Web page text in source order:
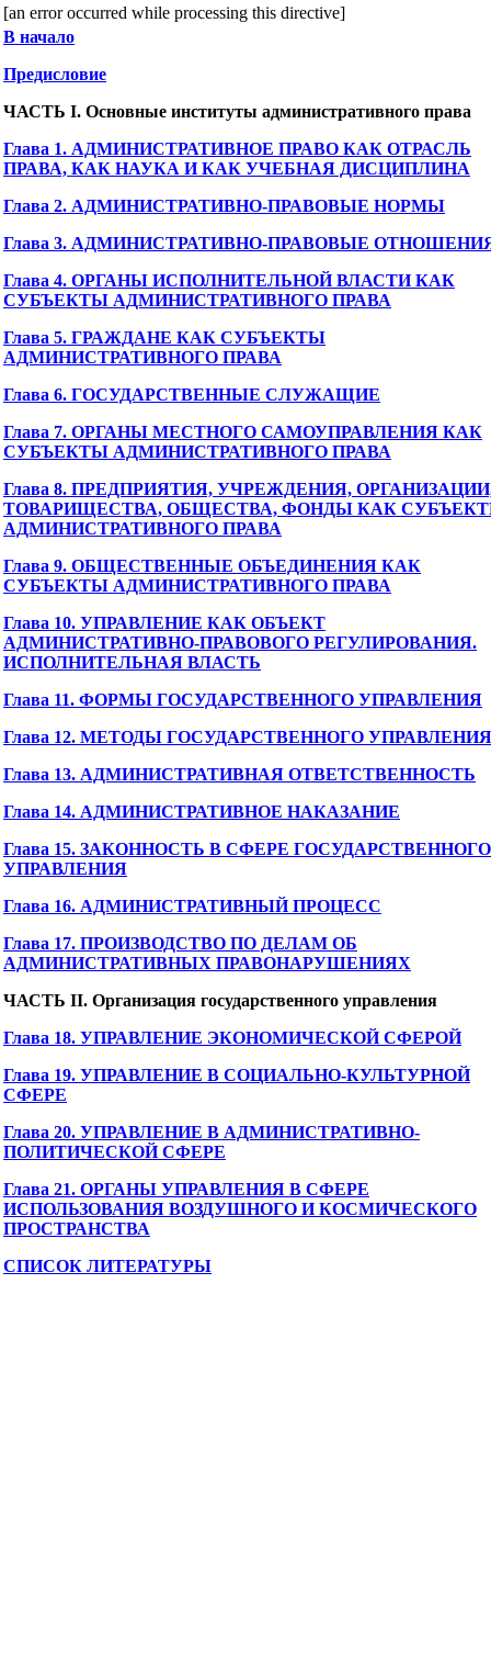
[an error occurred while processing this directive]
В начало
Предисловие
ЧАСТЬ I. Основные институты административного права
Глава 1. АДМИНИСТРАТИВНОЕ ПРАВО КАК ОТРАСЛЬ
ПРАВА, КАК НАУКА И КАК УЧЕБНАЯ ДИСЦИПЛИНА
Глава 2. АДМИНИСТРАТИВНО-ПРАВОВЫЕ НОРМЫ
Глава 3. АДМИНИСТРАТИВНО-ПРАВОВЫЕ
Глава 4. ОРГАНЫ ИСПОЛНИТЕЛЬНОЙ ВЛАСТИ КАК
СУБЪЕКТЫ АДМИНИСТРАТИВНОГО ПРАВА
Глава 5. ГРАЖДАНЕ КАК СУБЪЕКТЫ
АДМИНИСТРАТИВНОГО ПРАВА
Глава 6. ГОСУДАРСТВЕННЫЕ СЛУЖАЩИЕ
Глава 7. ОРГАНЫ МЕСТНОГО САМОУПРАВЛЕНИЯ КАК
СУБЪЕКТЫ АДМИНИСТРАТИВНОГО ПРАВА
Глава 8. ПРЕДПРИЯТИЯ, УЧРЕЖДЕНИЯ,
ТОВАРИЩЕСТВА, ОБЩЕСТВА, ФОНДЫ КАК
АДМИНИСТРАТИВНОГО ПРАВА
Глава 9. ОБЩЕСТВЕННЫЕ ОБЪЕДИНЕНИЯ КАК
СУБЪЕКТЫ АДМИНИСТРАТИВНОГО ПРАВА
Глава 10. УПРАВЛЕНИЕ КАК ОБЪЕКТ
АДМИНИСТРАТИВНО-ПРАВОВОГО РЕГУЛИРОВАНИЯ.
ИСПОЛНИТЕЛЬНАЯ ВЛАСТЬ
Глава 11. ФОРМЫ ГОСУДАРСТВЕННОГО УПРАВЛЕНИЯ
Глава 12. МЕТОДЫ ГОСУДАРСТВЕННОГО УПРАВЛЕНИЯ
Глава 13. АДМИНИСТРАТИВНАЯ ОТВЕТСТВЕННОСТЬ
Глава 14. АДМИНИСТРАТИВНОЕ НАКАЗАНИЕ
Глава 15. ЗАКОННОСТЬ В СФЕРЕ ГОСУДАРСТВЕННОГО
УПРАВЛЕНИЯ
Глава 16. АДМИНИСТРАТИВНЫЙ ПРОЦЕСС
Глава 17. ПРОИЗВОДСТВО ПО ДЕЛАМ ОБ
АДМИНИСТРАТИВНЫХ ПРАВОНАРУШЕНИЯХ
ЧАСТЬ II. Организация государственного управления
Глава 18. УПРАВЛЕНИЕ ЭКОНОМИЧЕСКОЙ СФЕРОЙ
Глава 19. УПРАВЛЕНИЕ В СОЦИАЛЬНО-КУЛЬТУРНОЙ
СФЕРЕ
Глава 20. УПРАВЛЕНИЕ В АДМИНИСТРАТИВНО-
ПОЛИТИЧЕСКОЙ СФЕРЕ
Глава 21. ОРГАНЫ УПРАВЛЕНИЯ В СФЕРЕ
ИСПОЛЬЗОВАНИЯ ВОЗДУШНОГО И КОСМИЧЕСКОГО
ПРОСТРАНСТВА
СПИСОК ЛИТЕРАТУРЫ